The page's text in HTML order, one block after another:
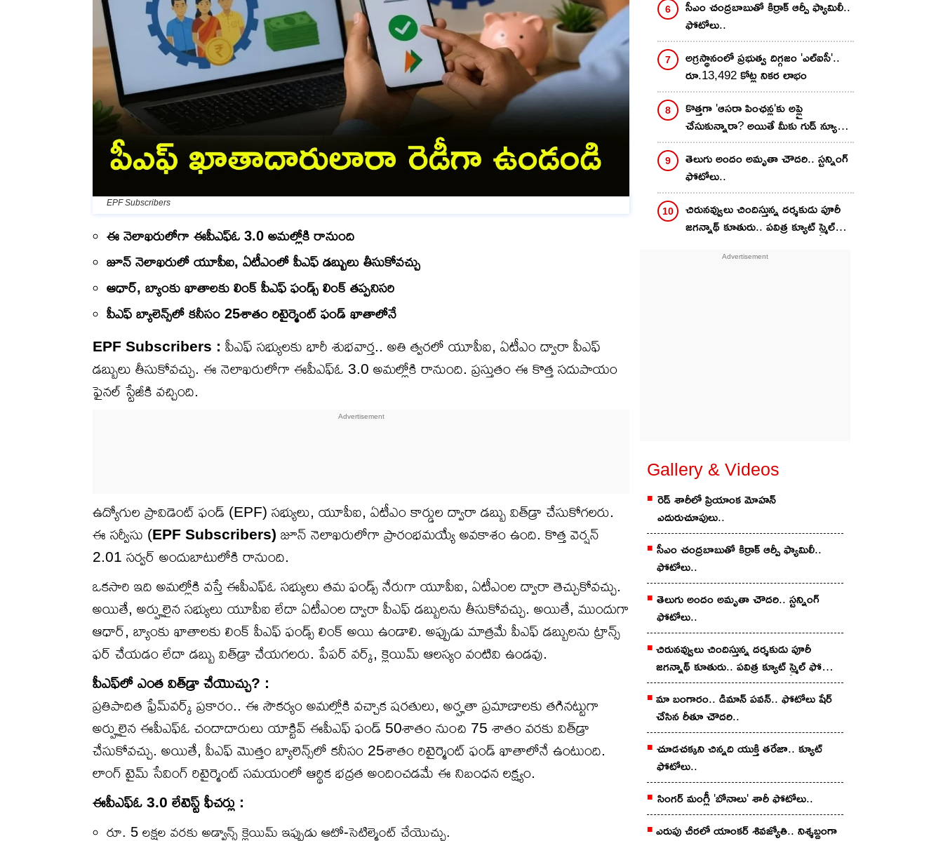
EPF Subscribers
ఈ నెలాఖరులోగా ఈపీఎఫ్ఓ 3.0 అమల్లోకి రానుంది
జూన్ నెలాఖరులో యూపీఐ, ఏటీఎంలో పీఎఫ్ డబ్బులు తీసుకోవచ్చు
ఆధార్, బ్యాంకు ఖాతాలకు లింక్ పీఎఫ్ ఫండ్స్ లింక్ తప్పనిసరి
పీఎఫ్ బ్యాలెన్స్‌లో కనీసం 25శాతం రిటైర్మెంట్ ఫండ్ ఖాతాలోనే
EPF Subscribers : పీఎఫ్ సభ్యులకు భారీ శుభవార్త.. అతి త్వరలో యూపీఐ, ఏటీఎం ద్వారా పీఎఫ్
డబ్బులు తీసుకోవచ్చు. ఈ నెలాఖరులోగా ఈపీఎఫ్ఓ 3.0 అమల్లోకి రానుంది. ప్రస్తుతం ఈ కొత్త సదుపాయం
ఫైనల్ స్టేజీకి వచ్చింది.
ఉద్యోగుల ప్రావిడెంట్ ఫండ్ (EPF) సభ్యులు, యూపీఐ, ఏటీఎం కార్డుల ద్వారా డబ్బు విత్‌డ్రా చేసుకోగలరు.
ఈ సర్వీసు (EPF Subscribers) జూన్ నెలాఖరులోగా ప్రారంభమయ్యే అవకాశం ఉంది. కొత్త వెర్షన్
2.01 సర్వర్ అందుబాటులోకి రానుంది.
ఒకసారి ఇది అమల్లోకి వస్తే ఈపీఎఫ్ఓ ​​సభ్యులు తమ ఫండ్స్ నేరుగా యూపీఐ, ఏటీఎంల ద్వారా తెచ్చుకోవచ్చు.
అయితే, అర్హులైన సభ్యులు యూపీఐ లేదా ఏటీఎంల ద్వారా పీఎఫ్ డబ్బులను తీసుకోవచ్చు. అయితే, ముందుగా
ఆధార్, బ్యాంకు ఖాతాలకు లింక్ పీఎఫ్ ఫండ్స్ లింక్ అయి ఉండాలి. అప్పుడు మాత్రమే పీఎఫ్ డబ్బులను ట్రాన్స్
ఫర్ చేయడం లేదా డబ్బు విత్‌డ్రా చేయగలరు. పేపర్ వర్క్, క్లెయిమ్ ఆలస్యం వంటివి ఉండవు.
పీఎఫ్‌లో ఎంత విత్‌డ్రా చేయొచ్చు? :
ప్రతిపాదిత ఫ్రేమ్‌వర్క్ ప్రకారం.. ఈ సౌకర్యం అమల్లోకి వచ్చాక షరతులు, అర్హతా ప్రమాణాలకు తగినట్టుగా
అర్హులైన ఈపీఎఫ్ఓ ​​చందాదారులు యాక్టివ్ ఈపీఎఫ్ ఫండ్ 50శాతం నుంచి 75 శాతం వరకు విత్‌డ్రా
చేసుకోవచ్చు. అయితే, పీఎఫ్ మొత్తం బ్యాలెన్స్‌లో కనీసం 25శాతం రిటైర్మెంట్ ఫండ్ ఖాతాలోనే ఉంటుంది.
లాంగ్ టైమ్ సేవింగ్ రిటైర్మెంట్ సమయంలో ఆర్థిక భద్రత అందించడమే ఈ నిబంధన లక్ష్యం.
ఈపీఎఫ్ఓ 3.0 లేటెస్ట్ ఫీచర్లు :
రూ. 5 లక్షల వరకు అడ్వాన్స్ క్లెయిమ్‌ ఇప్పుడు ఆటో-సెటిల్మెంట్ చేయొచ్చు.
సీఎం చంద్రబాబుతో కిర్రాక్ ఆర్పీ ఫ్యామిలీ..
ఫోటోలు..
అగ్రస్థానంలో ప్రభుత్వ దిగ్గజం 'ఎల్ఐసీ'..
రూ.13,492 కోట్ల నికర లాభం
కొత్తగా 'ఆసరా పింఛన్ల'కు అప్లై
చేసుకున్నారా? అయితే మీకు గుడ్ న్యూస్..
ఆరోజే డబ్బులు వేస్తారట
తెలుగు అందం అమృతా చౌద‌రి.. స్ట‌న్నింగ్
ఫోటోలు..
చిరున‌వ్వులు చిందిస్తున్న ద‌ర్శ‌కుడు పూరీ
జ‌గ‌న్నాథ్ కూతురు.. ప‌విత్ర క్యూట్ స్మైల్
Gallery & Videos
రెడ్ శారీలో ప్రియాంక మోహ‌న్
ఎదురుచూపులు..
సీఎం చంద్రబాబుతో కిర్రాక్ ఆర్పీ ఫ్యామిలీ..
ఫోటోలు..
తెలుగు అందం అమృతా చౌద‌రి.. స్ట‌న్నింగ్
ఫోటోలు..
చిరున‌వ్వులు చిందిస్తున్న ద‌ర్శ‌కుడు పూరీ
జ‌గ‌న్నాథ్ కూతురు.. ప‌విత్ర క్యూట్ స్మైల్ ఫోటోలు
వైర‌ల్..
మా బంగారం.. డిమాన్ ప‌వ‌న్.. ఫోటోలు షేర్
చేసిన రీతూ చౌద‌రి..
చూడ‌చ‌క్క‌ని చిన్న‌ది యుక్తి త‌రేజా.. క్యూట్
ఫోటోలు..
సింగ‌ర్ మంగ్లీ 'బోనాలు' శారీ ఫోటోలు..
ఎరుపు చీర‌లో యాంక‌ర్ శివ‌జ్యోతి.. నిశ్శబ్దంగా